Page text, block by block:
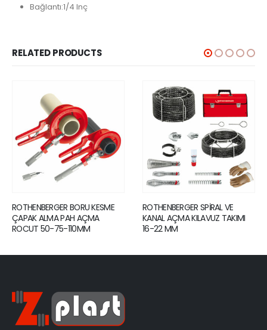
Bağlantı:1/4 Inç
RELATED PRODUCTS
ROTHENBERGER SPİRAL VE
KANAL AÇMA KILAVUZ TAKIMI
16-22 MM
ROTHENBERGER TAMBURLU
KANAL AÇMA MAKİNESİ
RODRUM S13 ÇANTAUÇ SETİ